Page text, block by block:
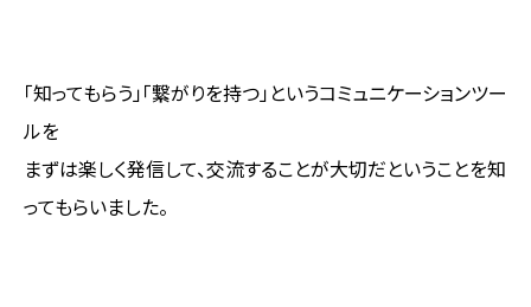
「知ってもらう」「繋がりを持つ」というコミュニケーションツー
ルを
まずは楽しく発信して、交流することが大切だということを知
ってもらいました。